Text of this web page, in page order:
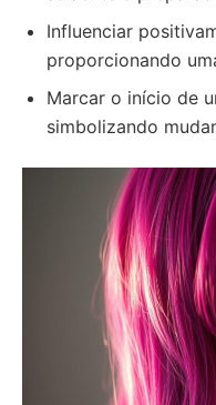
Influenciar
proporcionando
Marcar o início de
simbolizando